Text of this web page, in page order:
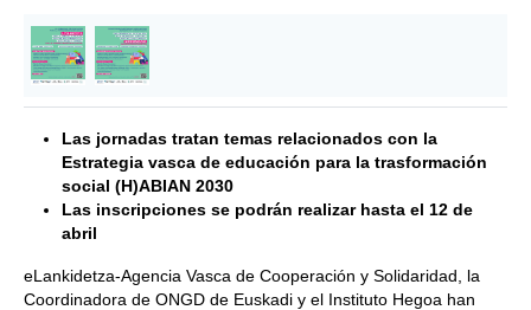
Las jornadas tratan temas relacionados con la
Estrategia vasca de educación para la trasformación
social (H)ABIAN 2030
Las inscripciones se podrán realizar hasta el 12 de
abril
eLankidetza-Agencia Vasca de Cooperación y Solidaridad, la
Coordinadora de ONGD de Euskadi y el Instituto Hegoa han